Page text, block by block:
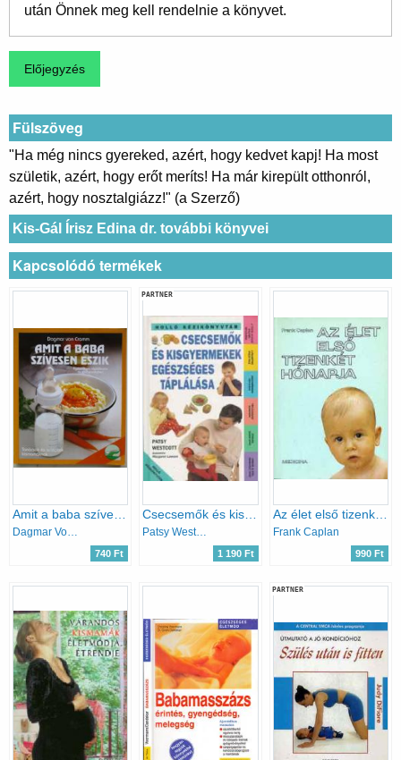
után Önnek meg kell rendelnie a könyvet.
Fülszöveg
"Ha még nincs gyereked, azért, hogy kedvet kapj! Ha most
születik, azért, hogy erőt meríts! Ha már kirepült otthonról,
azért, hogy nosztalgiázz!" (a Szerző)
Kis-Gál Írisz Edina dr. további könyvei
Kapcsolódó termékek
Amit a baba szívesen eszik
Dagmar Von Cramm
740 Ft
PARTNER
Csecsemők és kisgyermekek egészséges táplálása
Patsy Westcott
1 190 Ft
Az élet első tizenkét hónapja
Frank Caplan
990 Ft
PARTNER